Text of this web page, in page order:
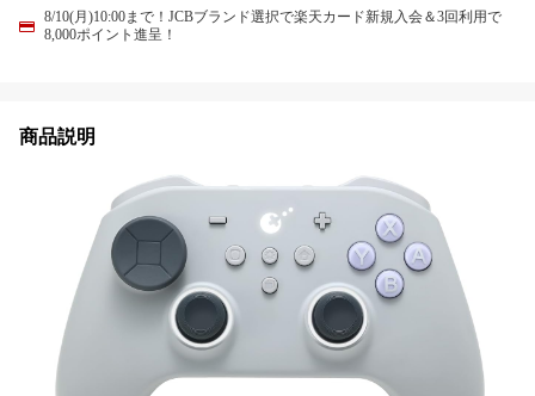
8/10(月)10:00まで！JCBブランド選択で楽天カード新規入会＆3回利用で
8,000ポイント進呈！
商品説明